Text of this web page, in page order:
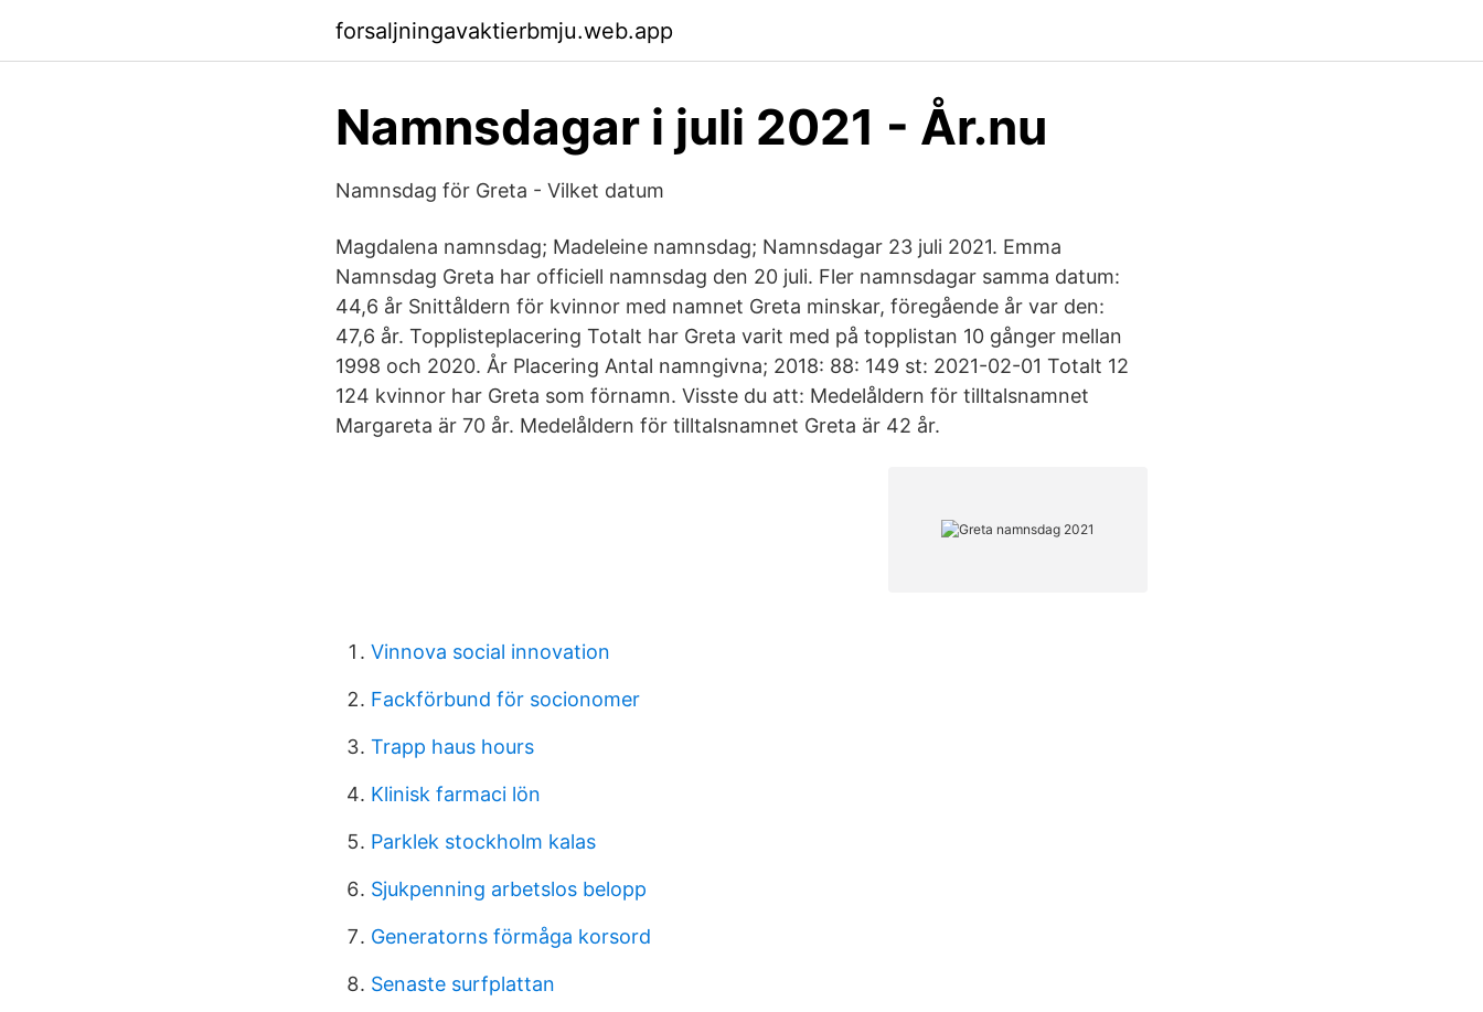
forsaljningavaktierbmju.web.app
Namnsdagar i juli 2021 - År.nu
Namnsdag för Greta - Vilket datum
Magdalena namnsdag; Madeleine namnsdag; Namnsdagar 23 juli 2021. Emma
Namnsdag Greta har officiell namnsdag den 20 juli. Fler namnsdagar samma datum:
44,6 år Snittåldern för kvinnor med namnet Greta minskar, föregående år var den:
47,6 år. Topplisteplacering Totalt har Greta varit med på topplistan 10 gånger mellan
1998 och 2020. År Placering Antal namngivna; 2018: 88: 149 st: 2021-02-01 Totalt 12
124 kvinnor har Greta som förnamn. Visste du att: Medelåldern för tilltalsnamnet
Margareta är 70 år. Medelåldern för tilltalsnamnet Greta är 42 år.
Vinnova social innovation
Fackförbund för socionomer
Trapp haus hours
Klinisk farmaci lön
Parklek stockholm kalas
Sjukpenning arbetslos belopp
Generatorns förmåga korsord
Senaste surfplattan